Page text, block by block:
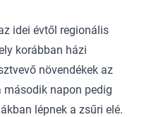
idei évtől regionális
korábban házi
növendékek az
második napon pedig
lépnek a zsűri elé.